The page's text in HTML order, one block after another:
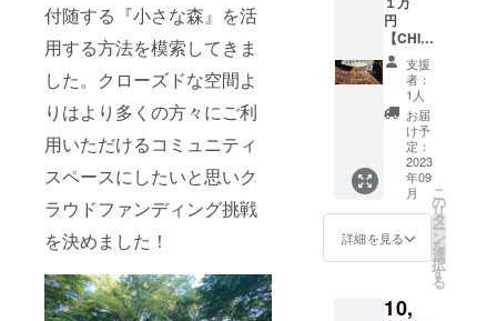
付随する『小さな森』を活
用する方法を模索してきま
した。クローズドな空間よ
りはより多くの方々にご利
用いただけるコミュニティ
スペースにしたいと思いク
ラウドファンディング挑戦
を決めました！
【素
材】
コット
ン100％
【サイ
ズ】縦
43cm（
持ち手
含む縦
76cm）
45cm×
マチ
15cm
ブラッ
ンのオ
リジナ
ルマグ
カップ
をお送
りいた
しま
す。 ■
リター
ン内容
➀御礼
の手紙
②HIMIT
SUKIC
カップ
円
【CHIIS
ANAM
ORIでス
テンシ
ル体験
プラ
ン】 完
成した
CHIISA
NAMO
RIでス
タッフ
と一緒
にステ
体験が
支援
者：
1人
お届
け予
定：
2023
年09
月
詳細を見る
こ
の
リ
タ
ー
ン
を
選
択
す
る
10,